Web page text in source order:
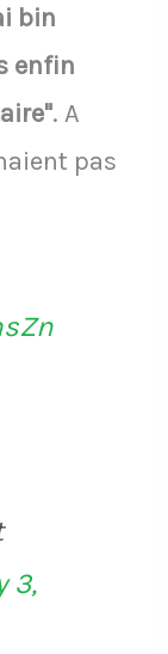
bin
enfin
. A
pas
3,